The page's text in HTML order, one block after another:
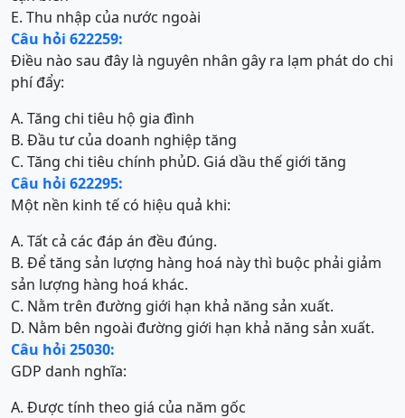
E. Thu nhập của nước ngoài
Câu hỏi 622259:
Điều nào sau đây là nguyên nhân gây ra lạm phát do chi
phí đẩy:
A. Tăng chi tiêu hộ gia đình
B. Đầu tư của doanh nghiệp tăng
C. Tăng chi tiêu chính phủD. Giá dầu thế giới tăng
Câu hỏi 622295:
Một nền kinh tế có hiệu quả khi:
A. Tất cả các đáp án đều đúng.
B. Để tăng sản lượng hàng hoá này thì buộc phải giảm
sản lượng hàng hoá khác.
C. Nằm trên đường giới hạn khả năng sản xuất.
D. Nằm bên ngoài đường giới hạn khả năng sản xuất.
Câu hỏi 25030:
GDP danh nghĩa:
A. Được tính theo giá của năm gốc